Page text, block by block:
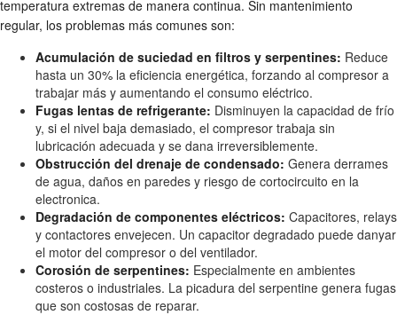
temperatura extremas de manera continua. Sin mantenimiento
regular, los problemas más comunes son:
Acumulación de suciedad en filtros y serpentines: Reduce
hasta un 30% la eficiencia energética, forzando al compresor a
trabajar más y aumentando el consumo eléctrico.
Fugas lentas de refrigerante: Disminuyen la capacidad de frío
y, si el nivel baja demasiado, el compresor trabaja sin
lubricación adecuada y se dana irreversiblemente.
Obstrucción del drenaje de condensado: Genera derrames
de agua, daños en paredes y riesgo de cortocircuito en la
electronica.
Degradación de componentes eléctricos: Capacitores, relays
y contactores envejecen. Un capacitor degradado puede danyar
el motor del compresor o del ventilador.
Corosión de serpentines: Especialmente en ambientes
costeros o industriales. La picadura del serpentine genera fugas
que son costosas de reparar.